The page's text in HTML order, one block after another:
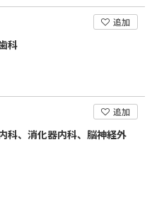
追加
科
追加
科、消化器内科、脳神経外